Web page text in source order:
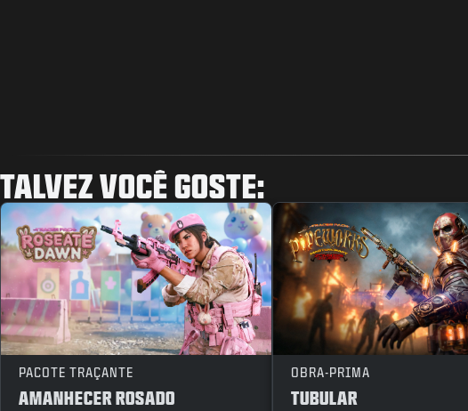
TALVEZ VOCÊ GOSTE:
PACOTE TRAÇANTE
AMANHECER ROSADO
OBRA-PRIMA
TUBULAR